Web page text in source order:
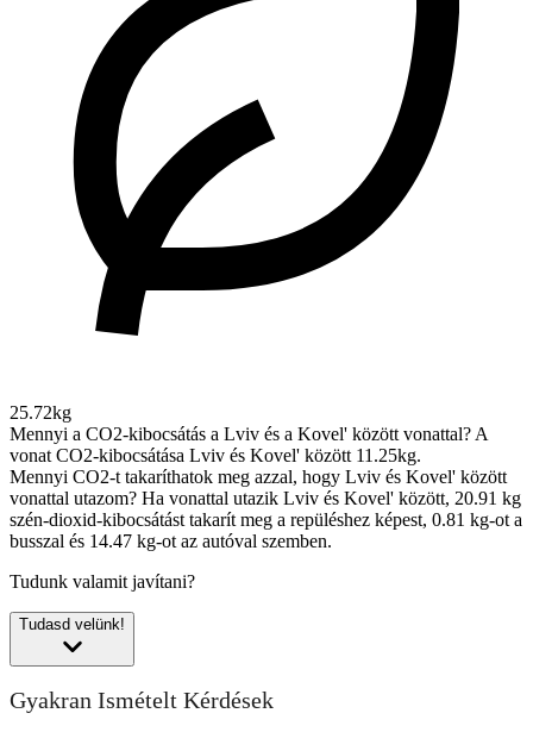
25.72kg
Mennyi a CO2-kibocsátás a Lviv és a Kovel' között vonattal?A
vonat CO2-kibocsátása Lviv és Kovel' között 11.25kg.
Mennyi CO2-t takaríthatok meg azzal, hogy Lviv és Kovel' között
vonattal utazom? Ha vonattal utazik Lviv és Kovel' között, 20.91 kg
szén-dioxid-kibocsátást takarít meg a repüléshez képest, 0.81 kg-ot a
busszal és 14.47 kg-ot az autóval szemben.
Tudunk valamit javítani?
Tudasd velünk!
Gyakran Ismételt Kérdések